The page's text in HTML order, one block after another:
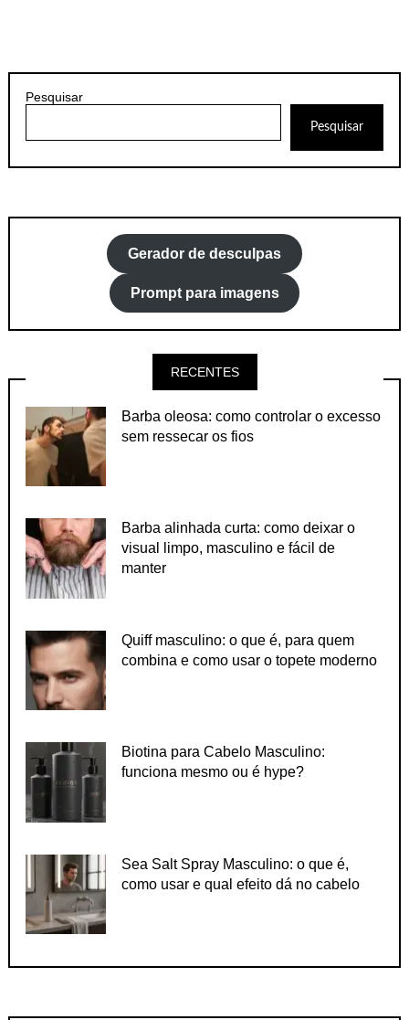
Pesquisar
Pesquisar
Gerador de desculpas
Prompt para imagens
RECENTES
Barba oleosa: como controlar o excesso
sem ressecar os fios
Barba alinhada curta: como deixar o
visual limpo, masculino e fácil de
manter
Quiff masculino: o que é, para quem
combina e como usar o topete moderno
Biotina para Cabelo Masculino:
funciona mesmo ou é hype?
Sea Salt Spray Masculino: o que é,
como usar e qual efeito dá no cabelo